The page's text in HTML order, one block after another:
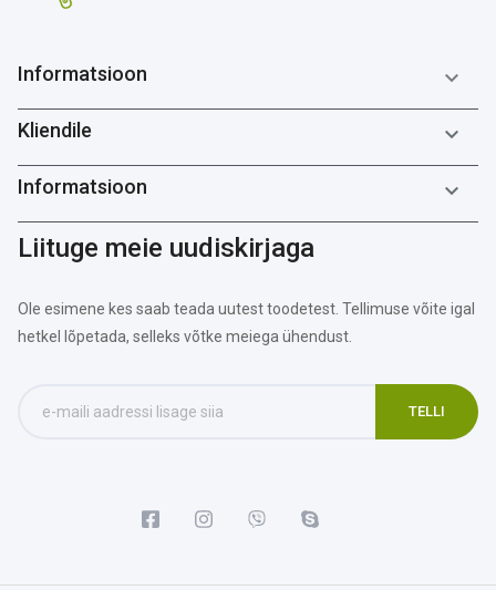
Informatsioon 
Kliendile 
Informatsioon 
Liituge meie uudiskirjaga
Ole esimene kes saab teada uutest toodetest. Tellimuse võite igal
hetkel lõpetada, selleks võtke meiega ühendust.